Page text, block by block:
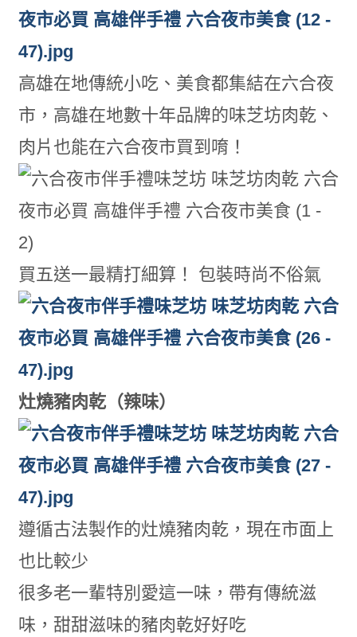
高雄在地傳統小吃、美食都集結在六合夜
市，高雄在地數十年品牌的味芝坊肉乾、
肉片也能在六合夜市買到唷！
買五送一最精打細算！ 包裝時尚不俗氣
灶燒豬肉乾（辣味）
遵循古法製作的灶燒豬肉乾，現在市面上
也比較少
很多老一輩特別愛這一味，帶有傳統滋
味，甜甜滋味的豬肉乾好好吃